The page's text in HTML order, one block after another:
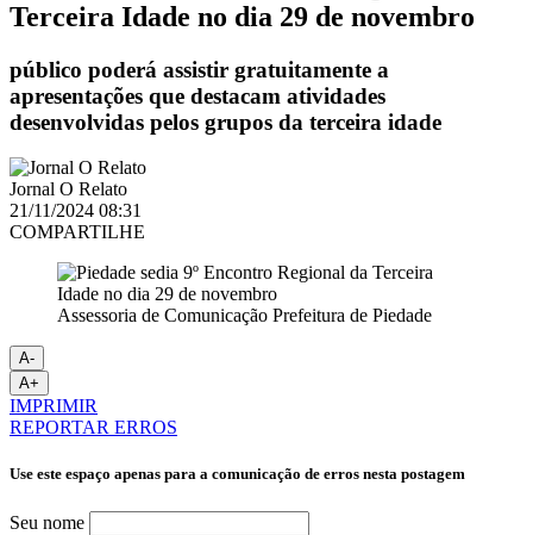
Terceira Idade no dia 29 de novembro
público poderá assistir gratuitamente a
apresentações que destacam atividades
desenvolvidas pelos grupos da terceira idade
Jornal O Relato
21/11/2024 08:31
COMPARTILHE
Assessoria de Comunicação Prefeitura de Piedade
A-
A+
IMPRIMIR
REPORTAR ERROS
Use este espaço apenas para a comunicação de erros nesta postagem
Seu nome